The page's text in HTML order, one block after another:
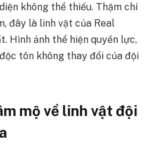
không thể thiếu. Thậm chí
đây là linh vật của Real
Hình ảnh thể hiện quyền lực,
tôn không thay đổi của đội
mộ về linh vật đội